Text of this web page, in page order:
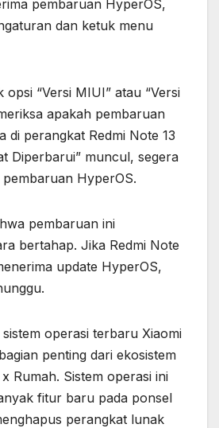
pembaruan HyperOS,
dan ketuk menu
opsi “Versi MIUI” atau “Versi
apakah pembaruan
di perangkat Redmi Note 13
Diperbarui” muncul, segera
HyperOS.
pembaruan ini
bertahap. Jika Redmi Note
update HyperOS,
operasi terbaru Xiaomi
penting dari ekosistem
Rumah. Sistem operasi ini
fitur baru pada ponsel
perangkat lunak